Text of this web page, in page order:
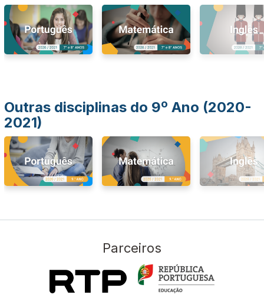
Outras disciplinas do 9º Ano (2020-
2021)
Parceiros